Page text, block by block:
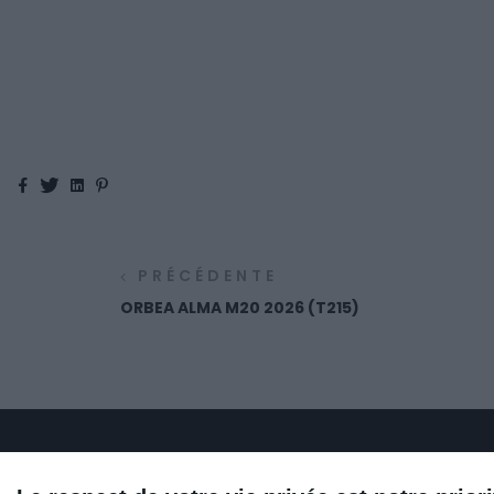
Facebook
TwitterLinkedin
Pinterest
PRÉCÉDENTE
ORBEA ALMA M20 2026 (T215)